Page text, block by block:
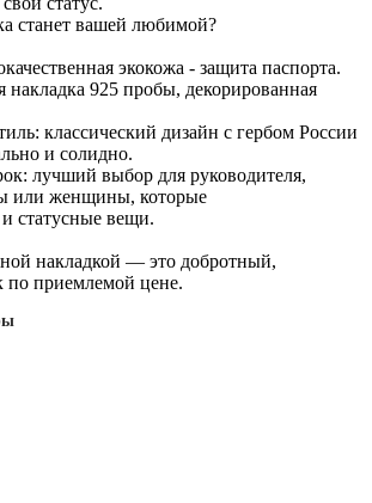
станет вашей любимой?
экокожа - защита паспорта.
накладка 925 пробы, декорированная
классический дизайн с гербом России
и солидно.
лучший выбор для руководителя,
или женщины, которые
статусные вещи.
накладкой — это добротный,
по приемлемой цене.